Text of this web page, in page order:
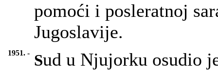
pomoći i posleratnoj
Jugoslavije.
1951. - Sud u Njujorku osudio